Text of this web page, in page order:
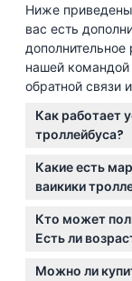
Ниже
вас есть
нашей
обратной связи
Как работает
троллейбуса?
Вы можете
троллейбуса
различных
исследовать
Какие есть
ваикики
Троллейбус
линия ходит
Красная
Зеленая
Кто может
Есть ли
Услуга
Можно ли